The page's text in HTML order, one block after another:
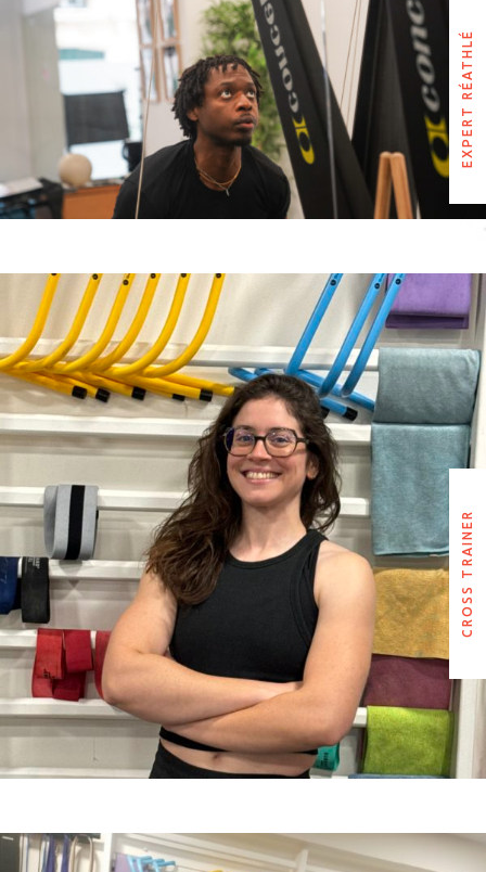
EXPERT RÉATHLÉ
YANNICK
EXPERT RÉATHLÉ
CROSS TRAINER
ELSA
CROSS TRAINER